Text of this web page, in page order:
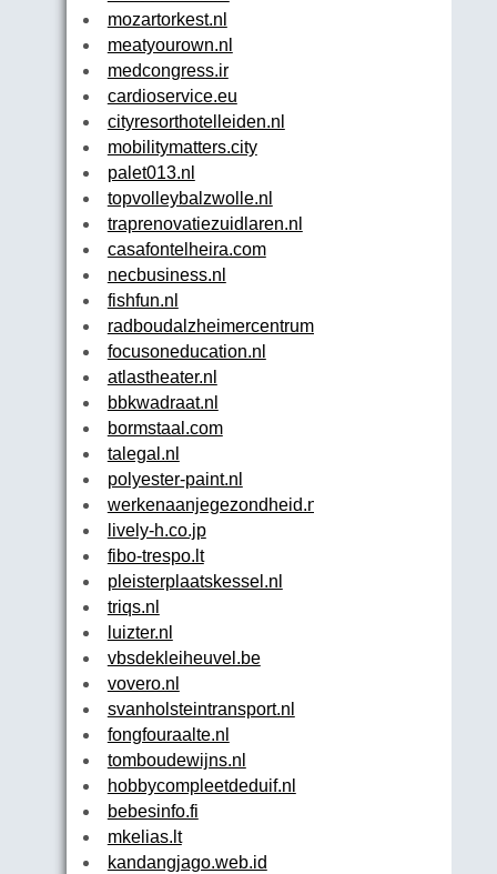
mozartorkest.nl
meatyourown.nl
medcongress.ir
cardioservice.eu
cityresorthotelleiden.nl
mobilitymatters.city
palet013.nl
topvolleybalzwolle.nl
traprenovatiezuidlaren.nl
casafontelheira.com
necbusiness.nl
fishfun.nl
radboudalzheimercentrum.nl
focusoneducation.nl
atlastheater.nl
bbkwadraat.nl
bormstaal.com
talegal.nl
polyester-paint.nl
werkenaanjegezondheid.nl
lively-h.co.jp
fibo-trespo.lt
pleisterplaatskessel.nl
triqs.nl
luizter.nl
vbsdekleiheuvel.be
vovero.nl
svanholsteintransport.nl
fongfouraalte.nl
tomboudewijns.nl
hobbycompleetdeduif.nl
bebesinfo.fi
mkelias.lt
kandangjago.web.id